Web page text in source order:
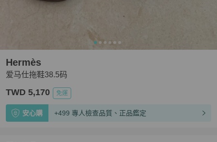
爱马仕拖鞋38.5码
Hermès
TWD 5,170 免運
安心購 +499 專人檢查品質、正品鑑定